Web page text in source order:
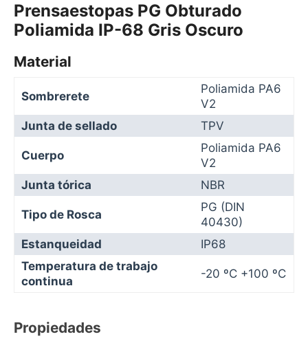
Prensaestopas PG Obturado
Poliamida IP-68 Gris Oscuro
Material
Sombrerete
Poliamida PA6
V2
Junta de sellado
TPV
Cuerpo
Poliamida PA6
V2
Junta tórica
NBR
Tipo de Rosca
PG (DIN
40430)
Estanqueidad
IP68
Temperatura de trabajo
continua
-20 ºC +100 ºC
Propiedades